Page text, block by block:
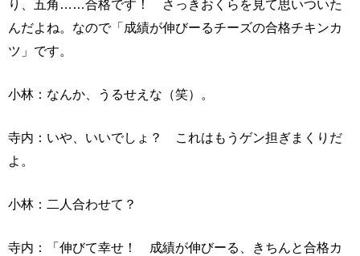
り、五角……合格です！ さっきおくらを見て思いついた
んだよね。なので「成績が伸びーるチーズの合格チキンカ
ツ」です。
小林：なんか、うるせえな（笑）。
寺内：いや、いいでしょ？ これはもうゲン担ぎまくりだ
よ。
小林：二人合わせて？
寺内：「伸びて幸せ！ 成績が伸びーる、きちんと合格カ